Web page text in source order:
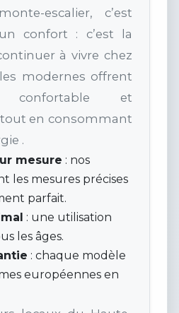
escalier, c’est
confort : c’est la
à vivre chez
modernes offrent
et
en consommant
.
mesure : nos
les mesures précises
parfait.
: une utilisation
les âges.
: chaque modèle
européennes en